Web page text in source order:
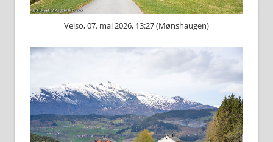
Veiso, 07. mai 2026, 13:27 (Mønshaugen)